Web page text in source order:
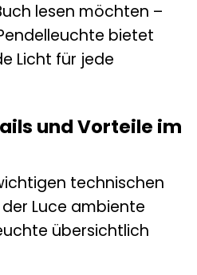
lesen möchten –
bietet
Licht für jede
und Vorteile im
technischen
Luce ambiente
übersichtlich